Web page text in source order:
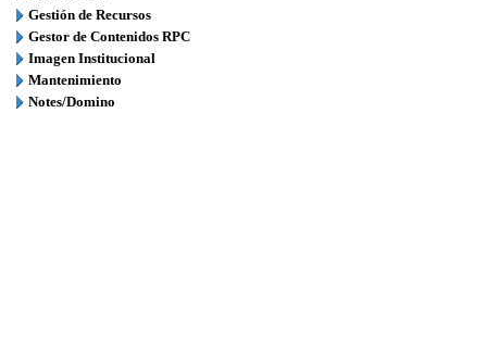
Gestión de Recursos
Gestor de Contenidos RPC
Imagen Institucional
Mantenimiento
Notes/Domino